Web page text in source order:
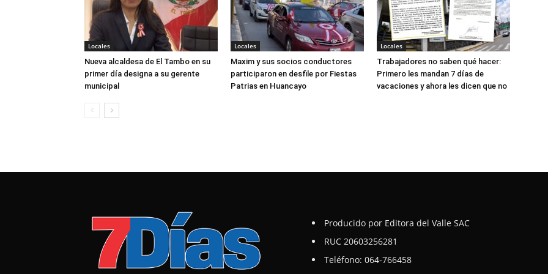
Locales
Nueva alcaldesa de El Tambo en su
primer día designa a su gerente
municipal
Locales
Maxim y sus socios conductores
participaron en desfile por Fiestas
Patrias en Huancayo
Locales
Trabajadores no saben qué hacer:
Primero les mandan 7 días de
vacaciones y ahora les dicen que no
Producido por Editora del Valle SAC
RUC 20603256281
Teléfono: 064-766458